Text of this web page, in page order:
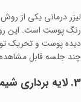
لیزر درمانی یکی از
رنگ پوست است. این
دیده پوست و تحریک
چند جلسه قابل
3. لایه‌ برداری شیمیایی